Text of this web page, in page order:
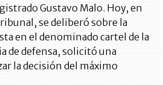
Gustavo Malo. Hoy, en
se deliberó sobre la
en el denominado cartel de la
de defensa, solicitó una
la decisión del máximo